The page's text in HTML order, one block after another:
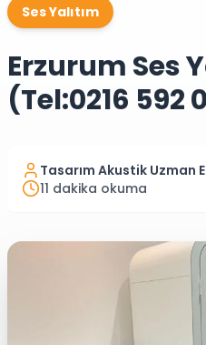
Ses Yalıtım
Erzurum Ses
(Tel:0216 592
Tasarım Akustik Uzman
11 dakika okuma